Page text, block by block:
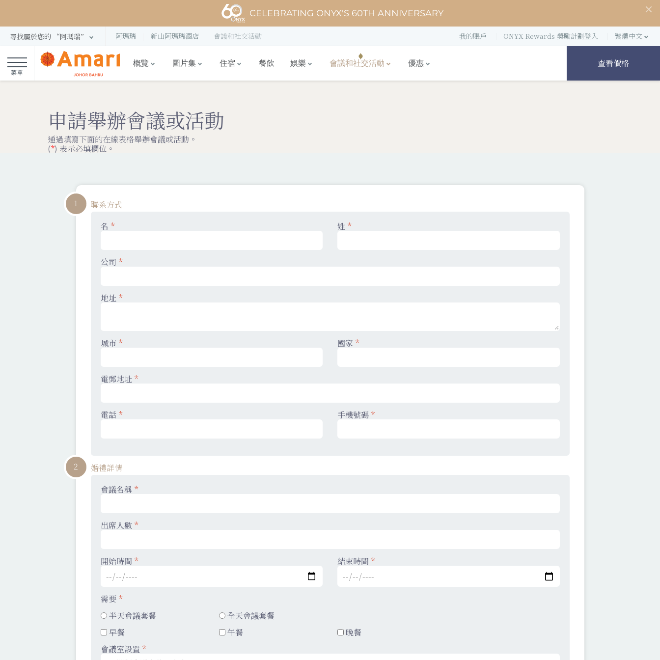
CELEBRATING ONYX'S 60TH ANNIVERSARY
尋找屬於您的 “阿瑪瑞” 阿瑪瑞 新山阿瑪瑞酒店 會議和社交活動 我的賬戶 ONYX Rewards 獎勵計劃登入 繁體中文
菜單
概覽 圖片集 住宿 餐飲 娛樂 會議和社交活動 優惠 查看價格
申請舉辦會議或活動
通過填寫下面的在線表格舉辦會議或活動。
(*) 表示必填欄位。
1
聯系方式
名 * 姓 *
公司 *
地址 *
城市 * 國家 *
電郵地址 *
電話 * 手機號碼 *
2
婚禮詳情
會議名稱 *
出席人數 *
開始時間 * 結束時間 *
需要 *
半天會議套餐
全天會議套餐
早餐
午餐
晚餐
會議室設置 *